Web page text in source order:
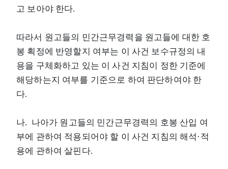
고 보아야 한다.
따라서 원고들의 민간근무경력을 원고들에 대한 호
봉 획정에 반영할지 여부는 이 사건 보수규정의 내
용을 구체화하고 있는 이 사건 지침이 정한 기준에
해당하는지 여부를 기준으로 하여 판단하여야 한
다.
나. 나아가 원고들의 민간근무경력의 호봉 산입 여
부에 관하여 적용되어야 할 이 사건 지침의 해석·적
용에 관하여 살핀다.